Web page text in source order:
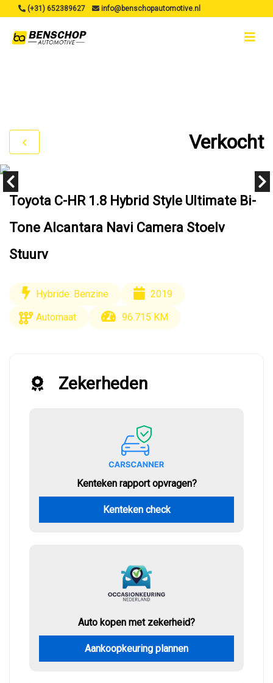
(+31) 652389627 info@benschopautomotive.nl
Verkocht
Toyota C-HR 1.8 Hybrid Style Ultimate Bi-
Tone Alcantara Navi Camera Stoelv
Stuurv
Hybride: Benzine
2019
Automaat
96.715 KM
Zekerheden
Kenteken rapport opvragen?
Kenteken check
Auto kopen met zekerheid?
Aankoopkeuring plannen